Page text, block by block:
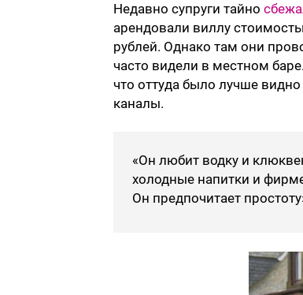
Недавно супруги тайно
арендовали виллу
рублей. Однако там они
часто видели в местном
что оттуда было лучше
каналы.
«Он любит водку и
холодные напитки и
Он предпочитает